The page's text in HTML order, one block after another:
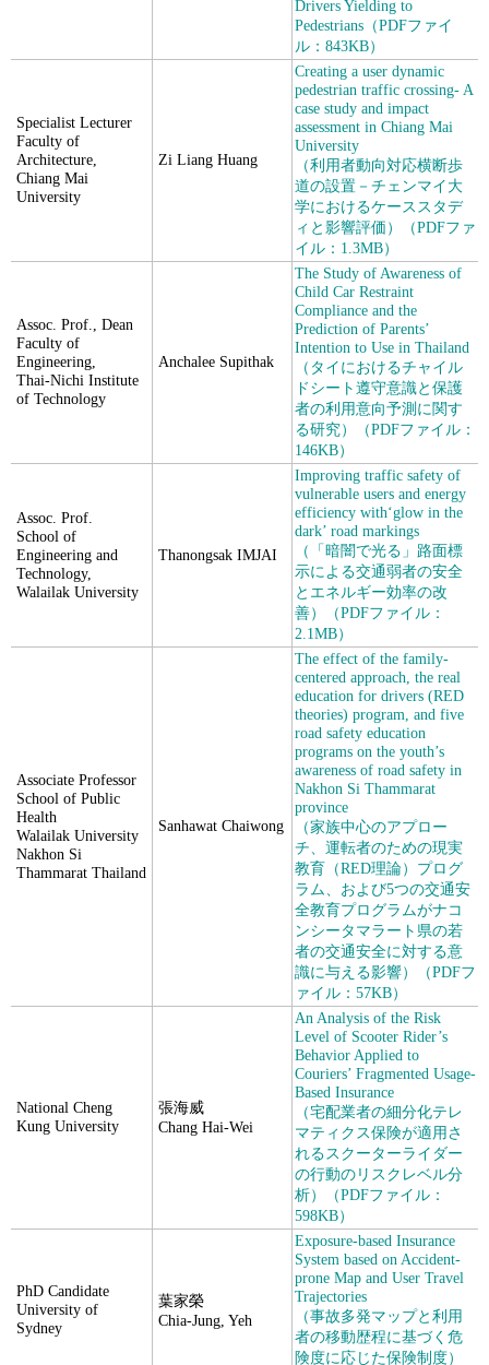
Drivers Yielding to
Pedestrians（PDFファイ
ル：843KB）
Specialist Lecturer
Faculty of
Architecture,
Chiang Mai
University
Zi Liang Huang
Creating a user dynamic
pedestrian traffic crossing- A
case study and impact
assessment in Chiang Mai
University
（利用者動向対応横断歩
道の設置－チェンマイ大
学におけるケーススタデ
ィと影響評価）（PDFファ
イル：1.3MB）
Assoc. Prof., Dean
Faculty of
Engineering,
Thai-Nichi Institute
of Technology
Anchalee Supithak
The Study of Awareness of
Child Car Restraint
Compliance and the
Prediction of Parents’
Intention to Use in Thailand
（タイにおけるチャイル
ドシート遵守意識と保護
者の利用意向予測に関す
る研究）（PDFファイル：
146KB）
Assoc. Prof.
School of
Engineering and
Technology,
Walailak University
Thanongsak IMJAI
Improving traffic safety of
vulnerable users and energy
efficiency with‘glow in the
dark’ road markings
（「暗闇で光る」路面標
示による交通弱者の安全
とエネルギー効率の改
善）（PDFファイル：
2.1MB）
Associate Professor
School of Public
Health
Walailak University
Nakhon Si
Thammarat Thailand
Sanhawat Chaiwong
The effect of the family-
centered approach, the real
education for drivers (RED
theories) program, and five
road safety education
programs on the youth’s
awareness of road safety in
Nakhon Si Thammarat
province
（家族中心のアプロー
チ、運転者のための現実
教育（RED理論）プログ
ラム、および5つの交通安
全教育プログラムがナコ
ンシータマラート県の若
者の交通安全に対する意
識に与える影響）（PDFフ
ァイル：57KB）
National Cheng
Kung University
張海威
Chang Hai-Wei
An Analysis of the Risk
Level of Scooter Rider’s
Behavior Applied to
Couriers’ Fragmented Usage-
Based Insurance
（宅配業者の細分化テレ
マティクス保険が適用さ
れるスクーターライダー
の行動のリスクレベル分
析）（PDFファイル：
598KB）
PhD Candidate
University of
Sydney
葉家榮
Chia-Jung, Yeh
Exposure-based Insurance
System based on Accident-
prone Map and User Travel
Trajectories
（事故多発マップと利用
者の移動歴程に基づく危
険度に応じた保険制度）